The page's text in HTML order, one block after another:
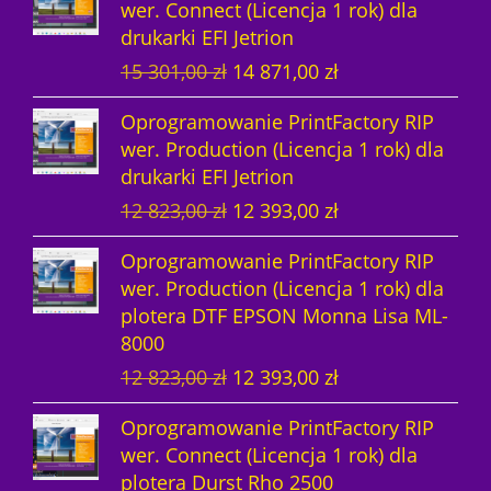
r
w
o
t
n
a
c
e
n
a
w
y
o
i
u
l
n
a
c
n
a
w
y
n
i
:
wer. Connect (Licencja 1 rok) dla
drukarki EFI Jetrion
15 301,00zł P
i
e
r
w
o
t
n
a
c
n
a
w
y
14 871,00 złA
k
t
u
l
n
a
c
e
a
w
y
n
Oprogramowanie PrintFactory RIP
wer. Production (Licencja 1 rok) dla
drukarki EFI Jetrion
12 823,00zł P
i
e
r
w
t
n
a
c
12 393,00 złA
k
t
u
a
n
a
c
e
Oprogramowanie PrintFactory RIP
wer. Production (Licencja 1 rok) dla
plotera DTF EPSON Monna Lisa ML-
8000
12 823,00zł P
i
e
r
12 393,00 złA
k
t
u
Oprogramowanie PrintFactory RIP
wer. Connect (Licencja 1 rok) dla
plotera Durst Rho 2500